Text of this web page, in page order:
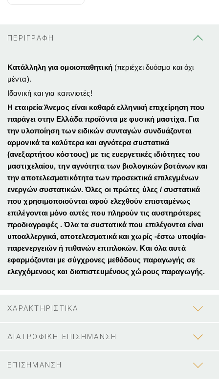
ΠΕΡΙΓΡΑΦΗ
Κατάλληλη για ομοιοπαθητική(περιέχει δυόσμο και όχι
μέντα).
Ιδανική και για καπνιστές!
Η εταιρεία Άνεμος είναι καθαρά ελληνική επιχείρηση που
παράγει στην Ελλάδα προϊόντα με φυσική μαστίχα. Για
την υλοποίηση των ειδικών συνταγών συνδυάζονται
αρμονικά τα καλύτερα και αγνότερα συστατικά
(ανεξαρτήτου κόστους) με τις ευεργετικές ιδιότητες του
μαστιχελαίου, την αγνότητα των βιολογικών βοτάνων και
την αποτελεσματικότητα των προσεκτικά επιλεγμένων
ενεργών συστατικών. Όλες οι πρώτες ύλες / συστατικά
που χρησιμοποιούνται αφού ελεχθούν επισταμένως
επιλέγονται μόνο αυτές που πληρούν τις αυστηρότερες
προδιαγραφές . Όλα τα συστατικά που επιλέγονται είναι
υποαλλεργικά, αποτελεσματικά και χωρίς -έστω υποψία-
παρενεργειών ή πιθανών επιπλοκών. Και όλα αυτά
εφαρμόζονται με σύγχρονες μεθόδους παραγωγής σε
ελεγχόμενους και διαπιστευμένους χώρους παραγωγής.
ΧΑΡΑΚΤΗΡΙΣΤΙΚΑ
ΔΙΑΤΡΟΦΙΚΗ ΕΠΙΣΗΜΑΝΣΗ
ΕΠΙΣΗΜΑΝΣΗ